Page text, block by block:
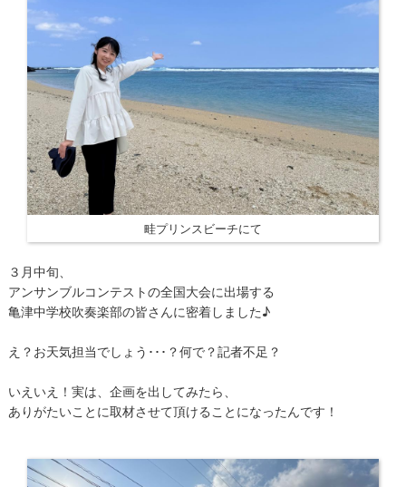
畦プリンスビーチにて
３月中旬、
アンサンブルコンテストの全国大会に出場する
亀津中学校吹奏楽部の皆さんに密着しました♪
え？お天気担当でしょう･･･？何で？記者不足？
いえいえ！実は、企画を出してみたら、
ありがたいことに取材させて頂けることになったんです！